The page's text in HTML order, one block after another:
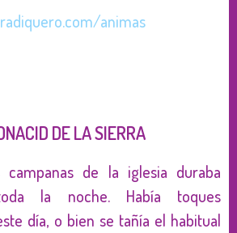
animas
DE LA SIERRA
de la iglesia duraba
la noche. Había toques
día, o bien se tañía el habitual